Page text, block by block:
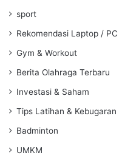
sport
Rekomendasi Laptop / PC
Gym & Workout
Berita Olahraga Terbaru
Investasi & Saham
Tips Latihan & Kebugaran
Badminton
UMKM